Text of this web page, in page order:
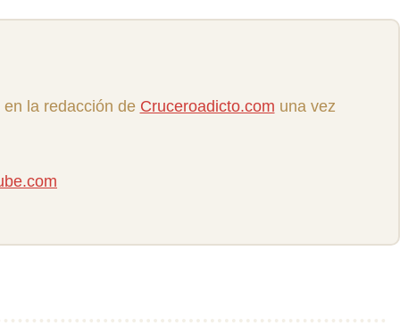
la redacción de Cruceroadicto.com una vez